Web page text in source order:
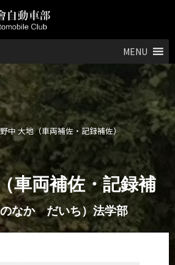
MENU
野中 大地（車両補佐・記録補佐）
車両補佐・記録補
のなか だいち）法学部